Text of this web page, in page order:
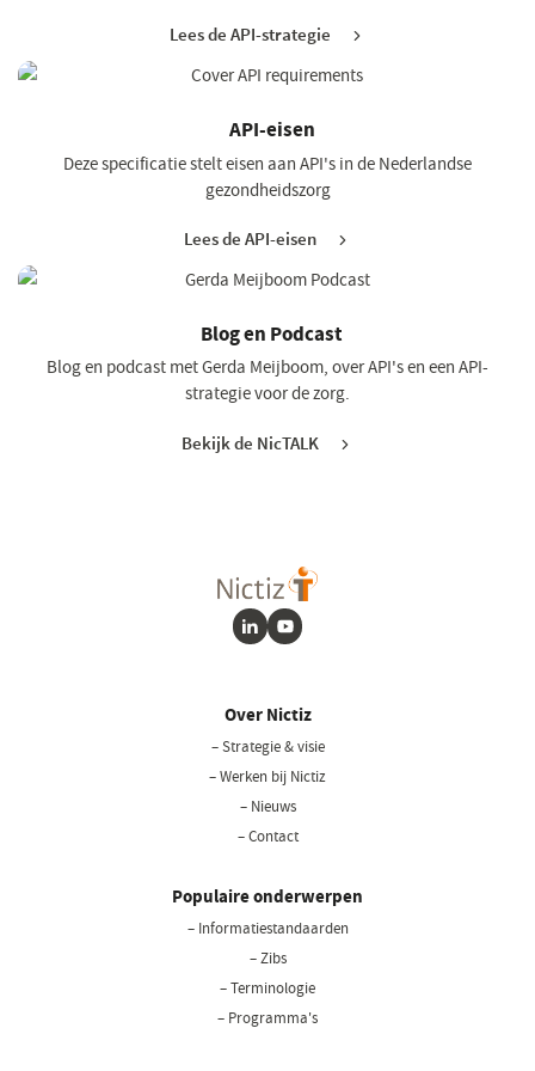
Lees de API-strategie
API-eisen
Deze specificatie stelt eisen aan API's in de Nederlandse
gezondheidszorg
Lees de API-eisen
een
Blog en Podcast
Blog en podcast met Gerda Meijboom, over API's en een API-
strategie voor de zorg.
Bekijk de NicTALK
LinkedInYoutube
Over Nictiz
– Strategie & visie
– Werken bij Nictiz
– Nieuws
– Contact
Populaire onderwerpen
– Informatiestandaarden
– Zibs
– Terminologie
– Programma's